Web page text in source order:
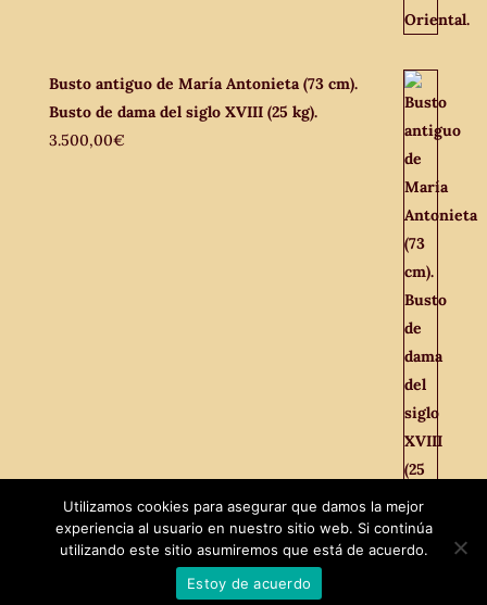
Busto antiguo de María Antonieta (73 cm).
Busto de dama del siglo XVIII (25 kg).
3.500,00€
Facebook
MaxTech|El Viejo Odeón © 2021
Utilizamos cookies para asegurar que damos la mejor
experiencia al usuario en nuestro sitio web. Si continúa
utilizando este sitio asumiremos que está de acuerdo.
Estoy de acuerdo